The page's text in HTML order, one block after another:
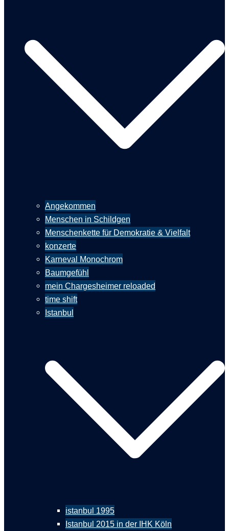
Angekommen
Menschen in Schildgen
Menschenkette für Demokratie & Vielfalt
konzerte
Karneval Monochrom
Baumgefühl
mein Chargesheimer reloaded
time shift
Istanbul
istanbul 1995
Istanbul 2015 in der IHK Köln